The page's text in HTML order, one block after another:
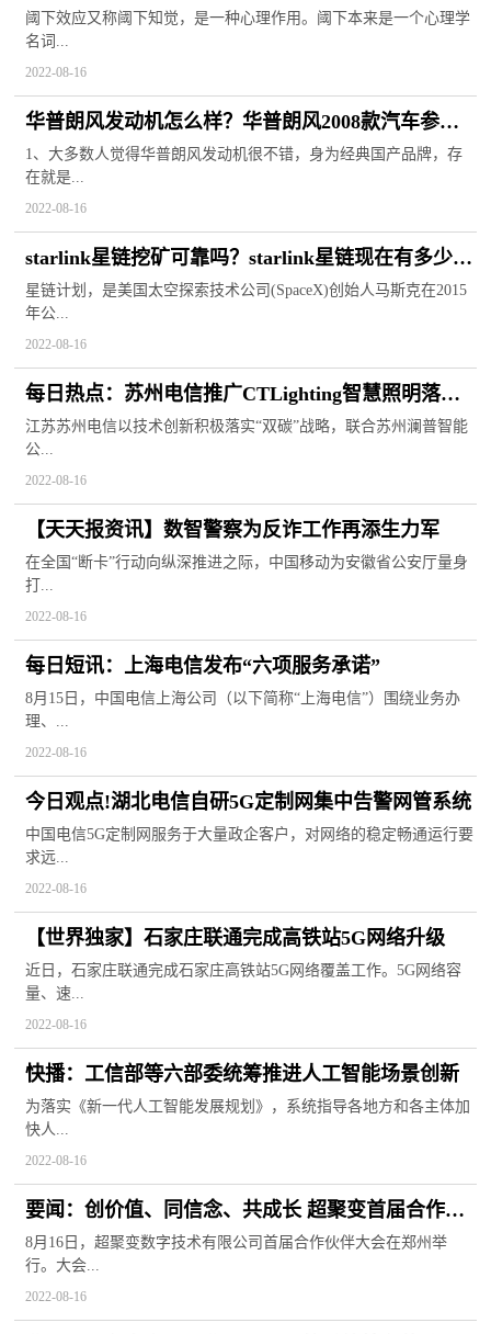
的是什么？
阈下效应又称阈下知觉，是一种心理作用。阈下本来是一个心理学
名词...
2022-08-16
华普朗风发动机怎么样？华普朗风2008款汽车参数
有哪些？
1、大多数人觉得华普朗风发动机很不错，身为经典国产品牌，存
在就是...
2022-08-16
starlink星链挖矿可靠吗？starlink星链现在有多少卫
星数量了？
星链计划，是美国太空探索技术公司(SpaceX)创始人马斯克在2015
年公...
2022-08-16
每日热点：苏州电信推广CTLighting智慧照明落实
“双碳”
江苏苏州电信以技术创新积极落实“双碳”战略，联合苏州澜普智能
公...
2022-08-16
【天天报资讯】数智警察为反诈工作再添生力军
在全国“断卡”行动向纵深推进之际，中国移动为安徽省公安厅量身
打...
2022-08-16
每日短讯：上海电信发布“六项服务承诺”
8月15日，中国电信上海公司（以下简称“上海电信”）围绕业务办
理、...
2022-08-16
今日观点!湖北电信自研5G定制网集中告警网管系统
中国电信5G定制网服务于大量政企客户，对网络的稳定畅通运行要
求远...
2022-08-16
【世界独家】石家庄联通完成高铁站5G网络升级
近日，石家庄联通完成石家庄高铁站5G网络覆盖工作。5G网络容
量、速...
2022-08-16
快播：工信部等六部委统筹推进人工智能场景创新
为落实《新一代人工智能发展规划》，系统指导各地方和各主体加
快人...
2022-08-16
要闻：创价值、同信念、共成长 超聚变首届合作伙
伴大会在郑州举行
8月16日，超聚变数字技术有限公司首届合作伙伴大会在郑州举
行。大会...
2022-08-16